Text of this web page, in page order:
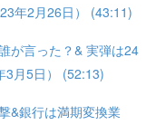
年2月26日） (43:11)
が言った？& 実弾は24
3月5日） (52:13)
&銀行は満期変換業